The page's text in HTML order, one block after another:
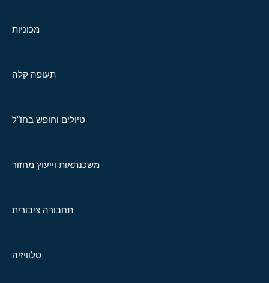
מכוניות
תעופה קלה
טיולים וחופש בחו"ל
משכנתאות וייעוץ מחזור
תחבורה ציבורית
טלוויזיה